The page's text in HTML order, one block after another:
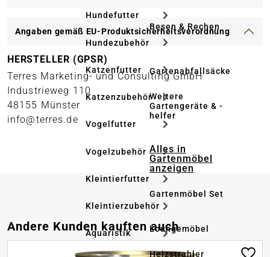
Hundefutter
Hundezubehör
Katzenfutter
Katzenzubehör
Vogelfutter
Vogelzubehör
Kleintierfutter
Kleintierzubehör
Aquaristik
Besen & Rechen
Gartenabfallsäcke
Weitere
Gartengeräte & -
helfer
Alles in
Gartenmöbel
anzeigen
Gartenmöbel Set
Loungemöbel
Heizstrahler
Angaben gemäß EU-Produktsicherheitsverordnung
HERSTELLER (GPSR)
Terres Marketing- und Consulting GmbH
Industrieweg 110
48155 Münster
info@terres.de
Produktgalerie überspringen
Andere Kunden kauften auch